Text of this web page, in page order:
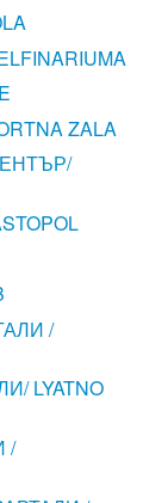
ZALA
/
LYATNO
/